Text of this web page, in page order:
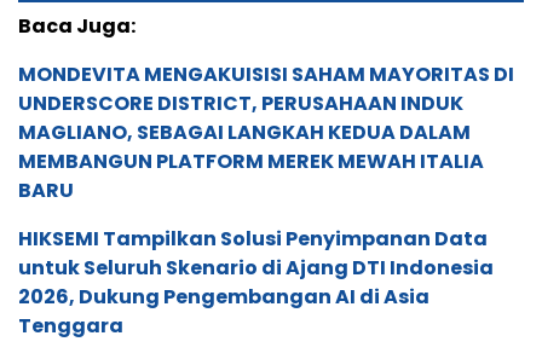
Baca Juga:
MONDEVITA MENGAKUISISI SAHAM MAYORITAS DI
UNDERSCORE DISTRICT, PERUSAHAAN INDUK
MAGLIANO, SEBAGAI LANGKAH KEDUA DALAM
MEMBANGUN PLATFORM MEREK MEWAH ITALIA
BARU
HIKSEMI Tampilkan Solusi Penyimpanan Data
untuk Seluruh Skenario di Ajang DTI Indonesia
2026, Dukung Pengembangan AI di Asia
Tenggara